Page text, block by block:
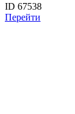
ID 67538
Перейти